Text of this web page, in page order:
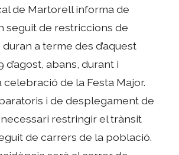
de Martorell informa de
seguit de restriccions de
a terme des d’aquest
d’agost, abans, durant i
de la Festa Major.
i de desplegament de
restringir el trànsit
de carrers de la població.